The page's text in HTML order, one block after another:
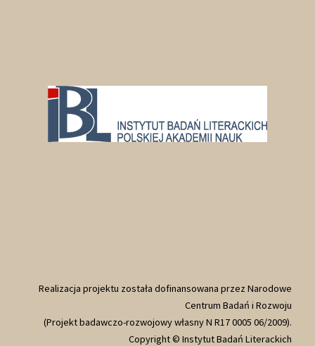
Realizacja projektu została dofinansowana przez Narodowe
Centrum Badań i Rozwoju
(Projekt badawczo-rozwojowy własny N R17 0005 06/2009).
Copyright © Instytut Badań Literackich